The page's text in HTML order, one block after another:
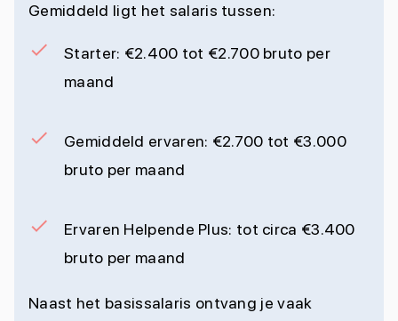
Gemiddeld ligt het salaris tussen:
Starter: €2.400 tot €2.700 bruto per
maand
Gemiddeld ervaren: €2.700 tot €3.000
bruto per maand
Ervaren Helpende Plus: tot circa €3.400
bruto per maand
Naast het basissalaris ontvang je vaak